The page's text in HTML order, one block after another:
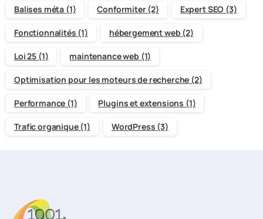
Balises méta (1) Conformiter(2) Expert SEO (3)
Fonctionnalités (1) hébergement web (2)
Loi 25 (1) maintenance web (1)
Optimisation pour les moteurs de recherche (2)
Performance (1) Plugins et extensions (1)
Trafic organique(1) WordPress (3)